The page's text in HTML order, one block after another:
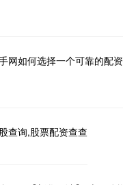
网如何选择一个可靠的配
查询,股票配资查查